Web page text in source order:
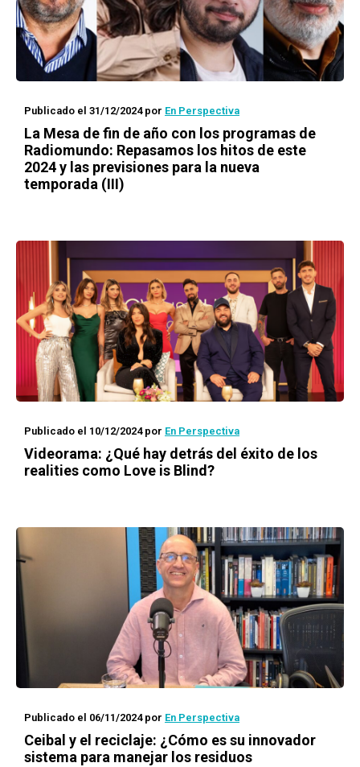
Publicado el 31/12/2024por En Perspectiva
La Mesa de fin de año con los programas de
Radiomundo: Repasamos los hitos de este
2024 y las previsiones para la nueva
temporada (III)
Publicado el 10/12/2024por En Perspectiva
Videorama: ¿Qué hay detrás del éxito de los
realities como Love is Blind?
Publicado el 06/11/2024por En Perspectiva
Ceibal y el reciclaje: ¿Cómo es su innovador
sistema para manejar los residuos